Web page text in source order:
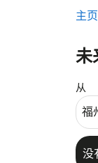
主页
未
从
没
没